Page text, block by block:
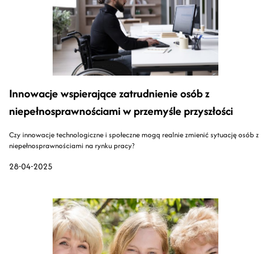
28-04-2025
Innowacje wspierające zatrudnienie osób z
niepełnosprawnościami w przemyśle przyszłości
Czy innowacje technologiczne i społeczne mogą realnie zmienić sytuację osób z
niepełnosprawnościami na rynku pracy?